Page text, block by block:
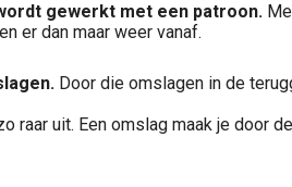
gewerkt met een patroon.
er dan maar weer vanaf.
Door die omslagen in de
raar uit. Een omslag maak je door